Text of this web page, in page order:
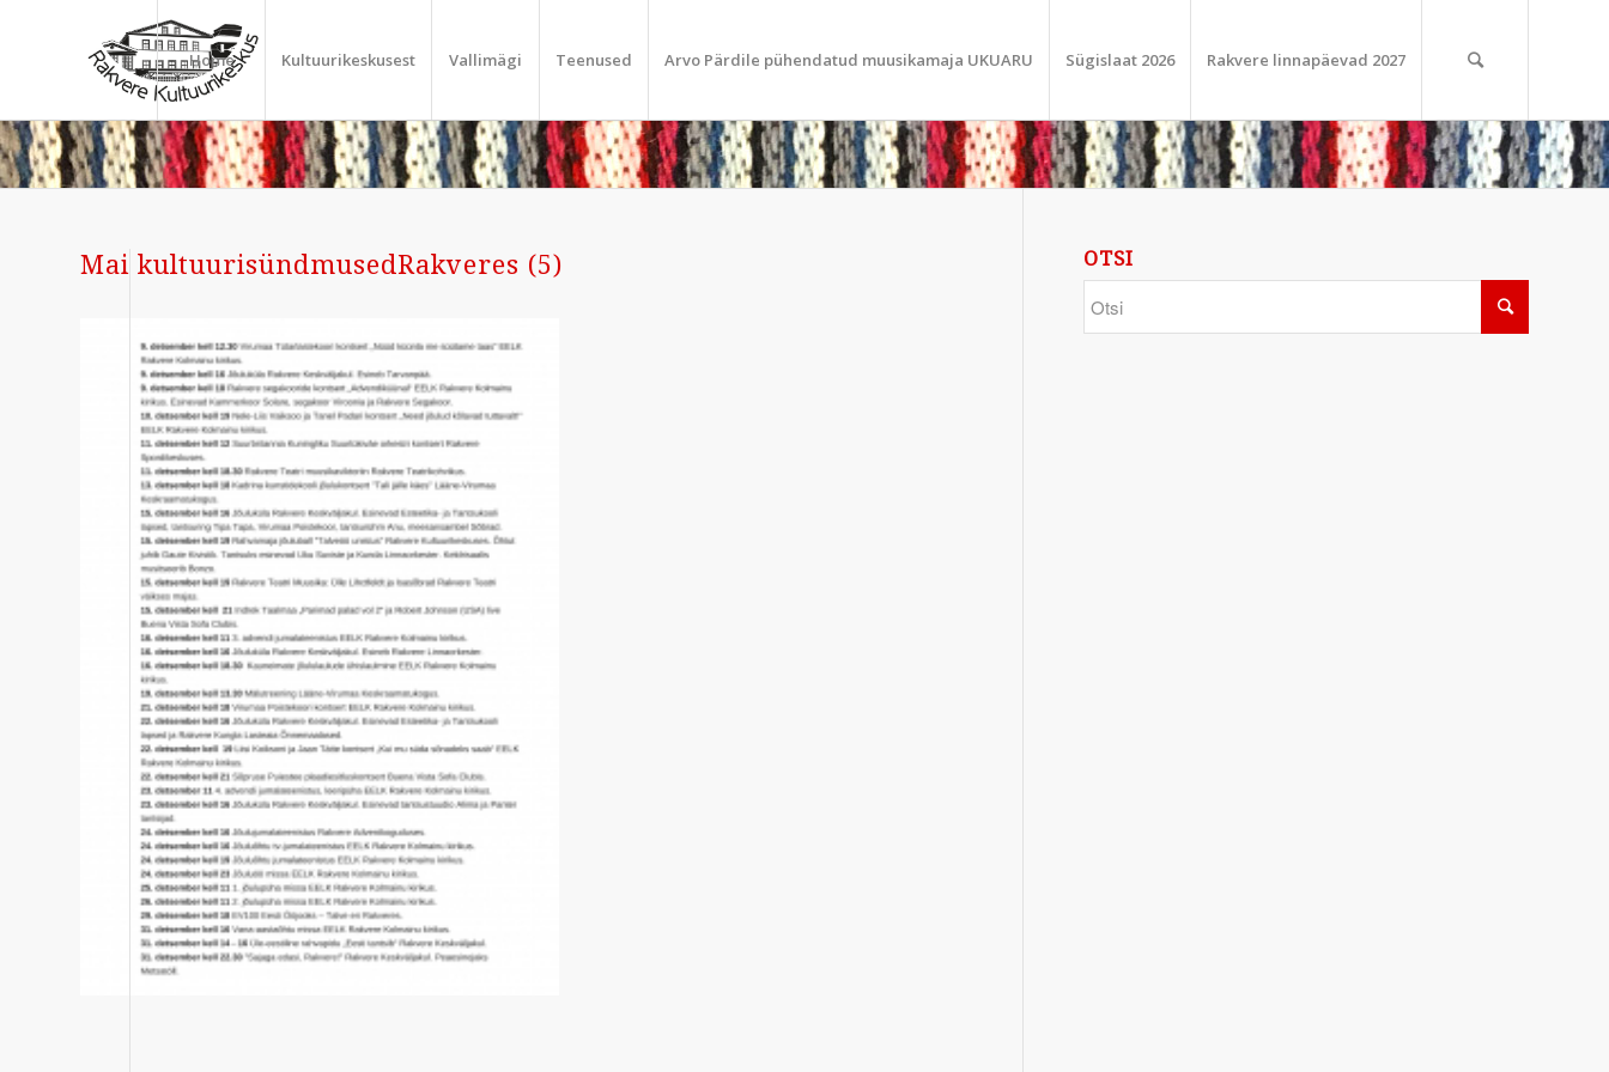
Home Kultuurikeskusest Vallimägi Teenused Arvo Pärdile pühendatud muusikamaja UKUARU Sügislaat 2026 Rakvere linnapäevad 2027
Mai kultuurisündmusedRakveres (5) OTSI